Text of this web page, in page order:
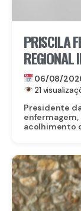
PRISCILA
REGIONAL
INCLUSÃO
ATÍPICOS
06/08/
21
Presidente
enfermagem,
acolhimento